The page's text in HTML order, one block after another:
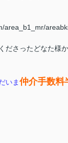
area_b1_mr/
ださったどなた様
いま仲介手数料